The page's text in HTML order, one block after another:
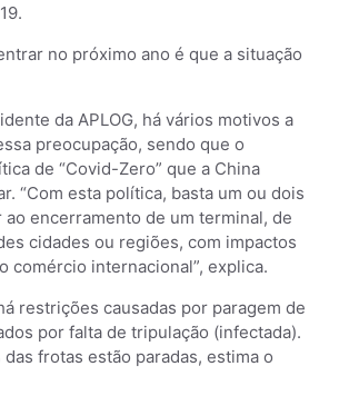
no próximo ano é que a situação
da APLOG, há vários motivos a
preocupação, sendo que o
de “Covid-Zero” que a China
“Com esta política, basta um ou dois
ao encerramento de um terminal, de
cidades ou regiões, com impactos
comércio internacional”, explica.
restrições causadas por paragem de
por falta de tripulação (infectada).
das frotas estão paradas, estima o